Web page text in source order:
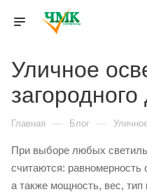
Уличное
Главная — Блог —
При выборе любых
считаются: равномерность
а также мощность, вес, тип